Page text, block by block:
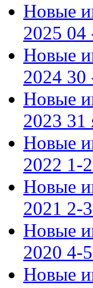
Новые
2025 04
Новые
2024 30
Новые
2023 31
Новые
2022 1-
Новые
2021 2-
Новые
2020 4-
Новые